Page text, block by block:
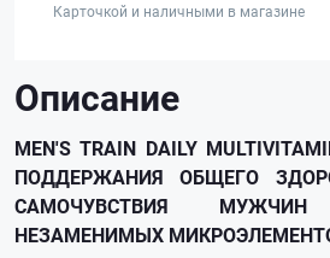
Карточкой и наличными в магазине
Описание
MEN'S TRAIN DAILY
ПОДДЕРЖАНИЯ ОБЩЕГО
САМОЧУВСТВИЯ
НЕЗАМЕНИМЫХ